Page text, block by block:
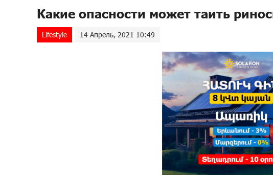
Какие опасности может таить
Lifestyle 14 Апрель, 2021 10:49